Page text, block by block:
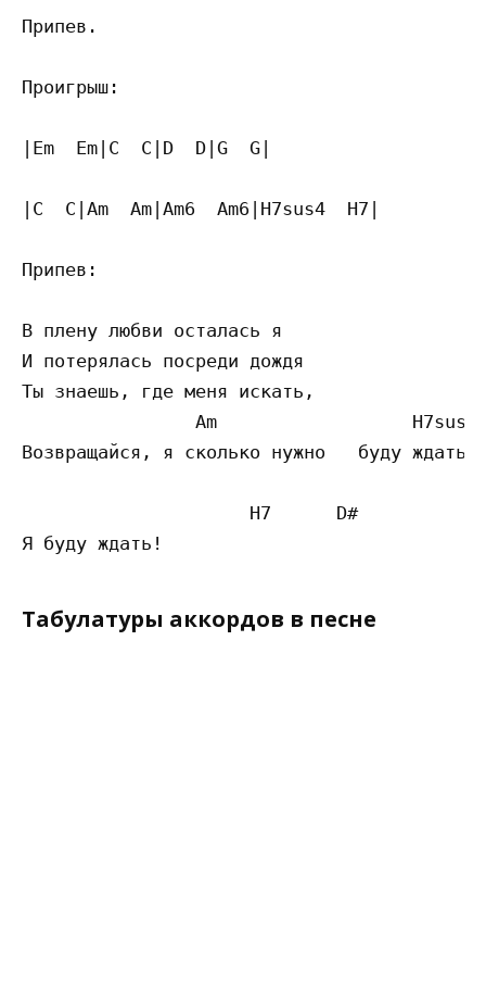
Припев.
Проигрыш:
|Em  Em|C  C|D  D|G  G|
|C  C|Am  Am|Am6  Am6|H7sus4  H7|
Припев:
В плену любви осталась я
И потерялась посреди дождя
Ты знаешь, где меня искать,
Am
Возвращайся, я сколько нужно   буду ждать!
                     H7      D#
Табулатуры аккордов в песне